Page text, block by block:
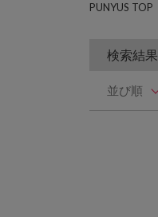
PUNYUS TOP
検索結果
並び順